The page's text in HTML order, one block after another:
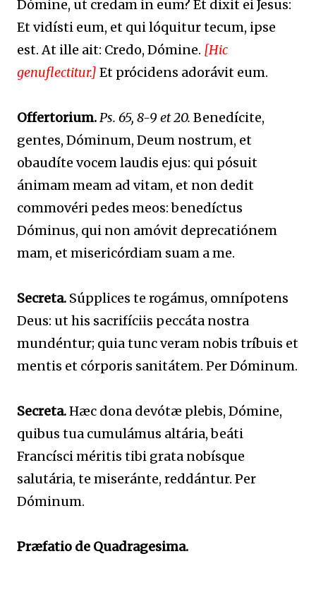
Dómine, ut credam in eum? Et dixit ei Jesus:
Et vidísti eum, et qui lóquitur tecum, ipse
est. At ille ait: Credo, Dómine. [Hic
genuflectitur.] Et prócidens adorávit eum.
Offertorium.Ps. 65, 8-9 et 20. Benedícite,
gentes, Dóminum, Deum nostrum, et
obaudíte vocem laudis ejus: qui pósuit
ánimam meam ad vitam, et non dedit
commovéri pedes meos: benedíctus
Dóminus, qui non amóvit deprecatiónem
mam, et misericórdiam suam a me.
Secreta. Súpplices te rogámus, omnípotens
Deus: ut his sacrifíciis peccáta nostra
mundéntur; quia tunc veram nobis tríbuis et
mentis et córporis sanitátem. Per Dóminum.
Secreta.Hæc dona devótæ plebis, Dómine,
quibus tua cumulámus altária, beáti
Francísci méritis tibi grata nobísque
salutária, te miseránte, reddántur. Per
Dóminum.
Præfatio de Quadragesima.